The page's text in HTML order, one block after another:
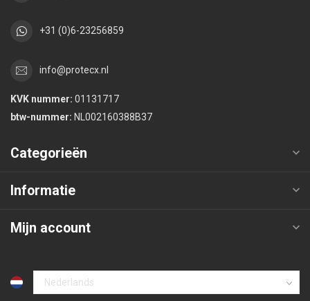
+31 (0)6-23256859
info@protecx.nl
KVK nummer: 01131717
btw-nummer: NL002160388B37
Categorieën
Informatie
Mijn account